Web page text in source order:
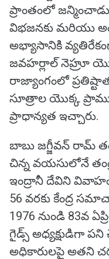
ప్రాంతంలో
విభజనకు మరియు
అభ్యాసానికి
జవహర్లాల్ నెహ్రూ
రాజ్యాంగంలో
సూత్రాల యొక్క
ప్రాధాన్యత ఇచ్చారు.
బాబు జగ్జీవన్ రామ్
చిన్న వయసులోనే
ఇంద్రానీ దేవిని వివాహం
56 వరకు కేంద్ర
1976 నుండి 83వ
గైడ్స్ అధ్యక్షుడిగా
అధికారులపై అతని